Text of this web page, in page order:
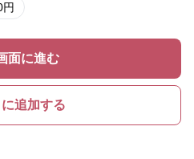
円
面に進む
追加する